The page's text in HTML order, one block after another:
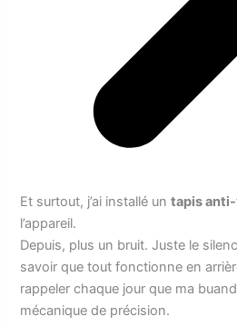
Et surtout, j’ai installé untapis
l’appareil.
Depuis, plus un bruit. Juste le
savoir que tout fonctionne en
rappeler chaque jour que ma
mécanique de précision.